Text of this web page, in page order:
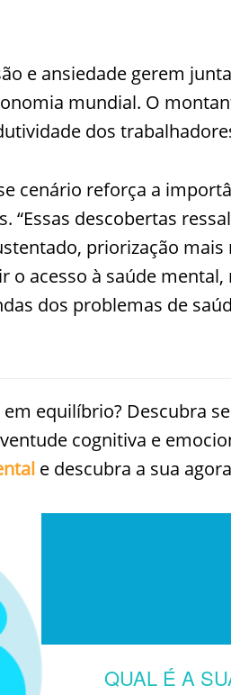
e ansiedade gerem
mundial. O
dos
cenário reforça a
“Essas descobertas
priorização mais
o acesso à saúde
dos problemas de
equilíbrio? Descubra
cognitiva e
e descubra a sua